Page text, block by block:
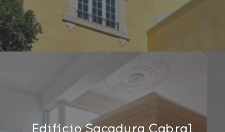
Edifício Sacadura Cabral